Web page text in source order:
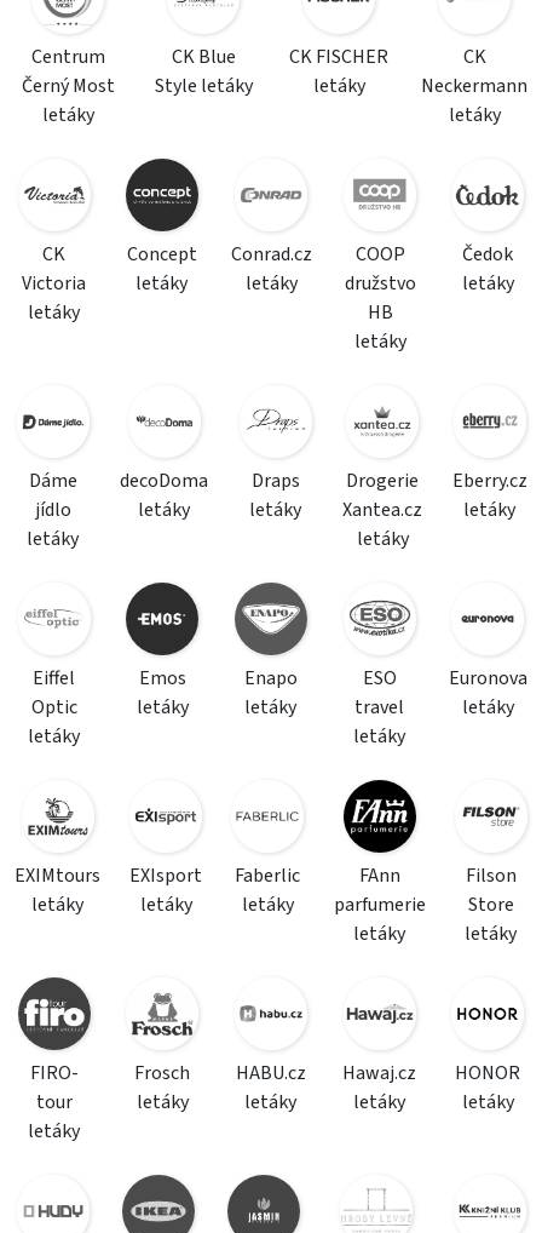
Centrum
Černý Most
letáky
CK Blue
Style letáky
CK FISCHER
letáky
CK
Neckermann
letáky
CK
Victoria
letáky
Concept
letáky
Conrad.cz
letáky
COOP
družstvo
HB
letáky
Čedok
letáky
Dáme
jídlo
letáky
decoDoma
letáky
Draps
letáky
Drogerie
Xantea.cz
letáky
Eberry.cz
letáky
Eiffel
Optic
letáky
Emos
letáky
Enapo
letáky
ESO
travel
letáky
Euronova
letáky
EXIMtours
letáky
EXIsport
letáky
Faberlic
letáky
FAnn
parfumerie
letáky
Filson
Store
letáky
FIRO-
tour
letáky
Frosch
letáky
HABU.cz
letáky
Hawaj.cz
letáky
HONOR
letáky